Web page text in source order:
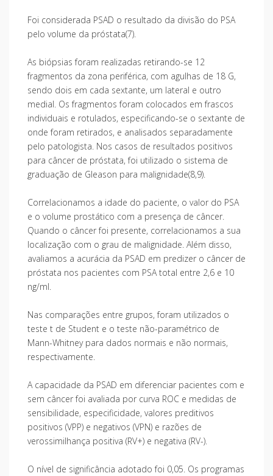
Foi considerada PSAD o resultado da divisão do PSA
pelo volume da próstata(7).
As biópsias foram realizadas retirando-se 12
fragmentos da zona periférica, com agulhas de 18 G,
sendo dois em cada sextante, um lateral e outro
medial. Os fragmentos foram colocados em frascos
individuais e rotulados, especificando-se o sextante de
onde foram retirados, e analisados separadamente
pelo patologista. Nos casos de resultados positivos
para câncer de próstata, foi utilizado o sistema de
graduação de Gleason para malignidade(8,9).
Correlacionamos a idade do paciente, o valor do PSA
e o volume prostático com a presença de câncer.
Quando o câncer foi presente, correlacionamos a sua
localização com o grau de malignidade. Além disso,
avaliamos a acurácia da PSAD em predizer o câncer de
próstata nos pacientes com PSA total entre 2,6 e 10
ng/ml.
Nas comparações entre grupos, foram utilizados o
teste t de Student e o teste não-paramétrico de
Mann-Whitney para dados normais e não normais,
respectivamente.
A capacidade da PSAD em diferenciar pacientes com e
sem câncer foi avaliada por curva ROC e medidas de
sensibilidade, especificidade, valores preditivos
positivos (VPP) e negativos (VPN) e razões de
verossimilhança positiva (RV+) e negativa (RV-).
O nível de significância adotado foi 0,05. Os programas